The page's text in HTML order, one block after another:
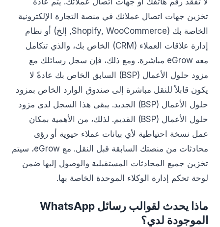
تخزين جهات اتصال عملائك في منصة التجارة الإلكترونية
الخاصة بك (Shopify, WooCommerce, إلخ) أو نظام
إدارة علاقات العملاء (CRM) الخاص بك، والذي تتكامل
معه eGrow مباشرة. ومع ذلك، فإن سجل رسائلك مع
مزود حلول الأعمال (BSP) السابق الخاص بك عادةً لا
يكون قابلاً للنقل مباشرة إلى صندوق الوارد الخاص بمزود
حلول الأعمال (BSP) الجديد. يبقى هذا السجل لدى مزود
حلول الأعمال (BSP) القديم. لذلك، من الأهمية بمكان
عمل نسخة احتياطية لأي بيانات عملاء حيوية أو رؤى
محادثات من منصتك السابقة قبل النقل. مع eGrow، سيتم
تخزين جميع المحادثات المستقبلية والوصول إليها ضمن
لوحة تحكم إدارة الوكلاء الموحدة الخاصة بها.
ماذا يحدث لقوالب رسائل WhatsApp
الموجودة لدي؟